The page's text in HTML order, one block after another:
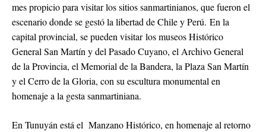
mes propicio para visitar los sitios sanmartinianos, que fueron el
escenario donde se gestó la libertad de Chile y Perú. En la
capital provincial, se pueden visitar los museos Histórico
General San Martín y del Pasado Cuyano, el Archivo General
de la Provincia, el Memorial de la Bandera, la Plaza San Martín
y el Cerro de la Gloria, con su escultura monumental en
homenaje a la gesta sanmartiniana.
En Tunuyán está el Manzano Histórico, en homenaje al retorno